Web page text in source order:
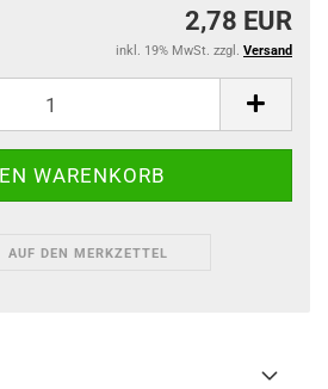
2,78 EUR
inkl. 19% MwSt. zzgl. Versand
AUF DEN MERKZETTEL